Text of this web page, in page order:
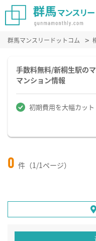
群馬マンスリードットコム
手数料無料/新桐生駅の
マンション情報
初期費用を大幅カット
0 件（1/1ページ）